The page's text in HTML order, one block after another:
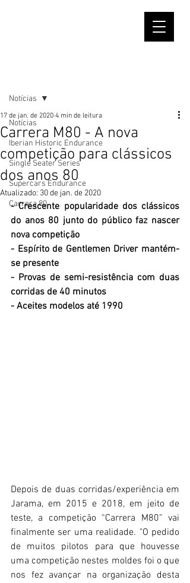
Notícias
Iberian Historic Endurance
Single Seater Series
Supercars Endurance
Carrera 80
Notícias
Carrera M80 - A nova
competição para clássicos
dos anos 80
17 de jan. de 2020 4 min de leitura
Atualizado: 30 de jan. de 2020
- Crescente popularidade dos clássicos
do anos 80 junto do público faz nascer
nova competição
- Espírito de Gentlemen Driver mantém-
se presente
- Provas de semi-resistência com duas
corridas de 40 minutos
- Aceites modelos até 1990
Depois de duas corridas/experiência em
Jarama, em 2015 e 2018, em jeito de
teste, a competição “Carrera M80” vai
finalmente ser uma realidade. "O pedido
de muitos pilotos para que houvesse
uma competição nestes moldes foi o que
nos fez avançar na organização desta